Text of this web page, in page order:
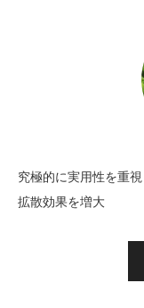
究極的に実用性を重
拡散効果を増大